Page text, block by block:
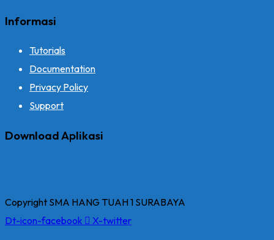
Informasi
Tutorials
Documentation
Privacy Policy
Support
Download Aplikasi
Copyright SMA HANG TUAH 1 SURABAYA
Dt-icon-facebook
X-twitter